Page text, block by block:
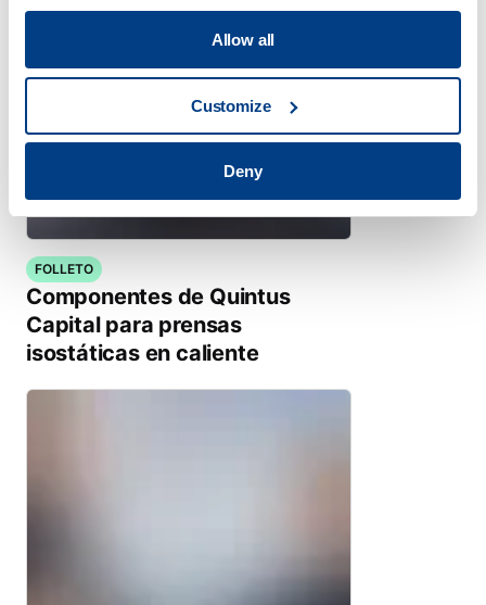
Allow all
Customize
Deny
FOLLETO
Componentes de Quintus
Capital para prensas
isostáticas en caliente